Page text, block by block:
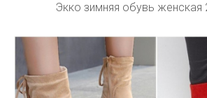
Экко зимняя обувь женская